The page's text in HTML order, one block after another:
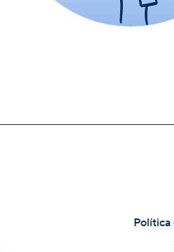
Política